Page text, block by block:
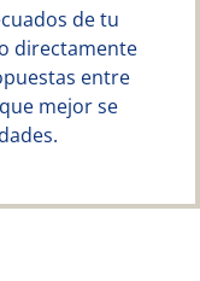
de tu
directamente
entre
mejor se